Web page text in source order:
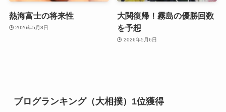
熱海富士の将来性
2026年5月8日
大関復帰！霧島の優勝回数
を予想
2026年5月6日
ブログランキング（大相撲）1位獲得